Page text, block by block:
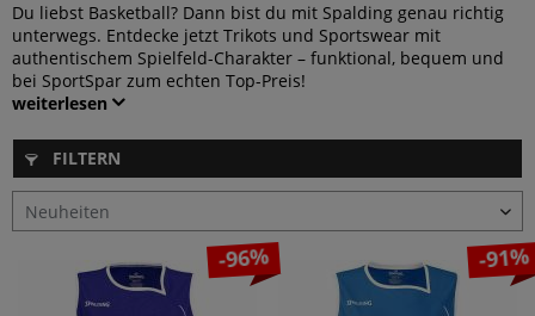
Du liebst Basketball? Dann bist du mit Spalding genau richtig
unterwegs. Entdecke jetzt Trikots und Sportswear mit
authentischem Spielfeld-Charakter – funktional, bequem und
bei SportSpar zum echten Top-Preis!
weiterlesen
FILTERN
-96% -91%